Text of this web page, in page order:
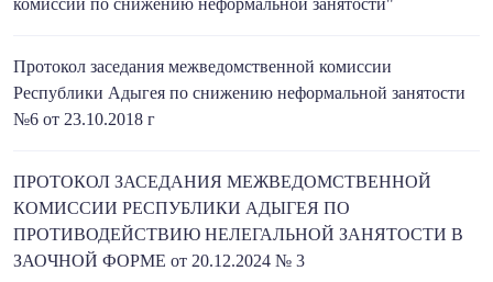
комиссии по снижению неформальной занятости"
Протокол заседания межведомственной комиссии
Республики Адыгея по снижению неформальной занятости
№6 от 23.10.2018 г
ПРОТОКОЛ ЗАСЕДАНИЯ МЕЖВЕДОМСТВЕННОЙ
КОМИССИИ РЕСПУБЛИКИ АДЫГЕЯ ПО
ПРОТИВОДЕЙСТВИЮ НЕЛЕГАЛЬНОЙ ЗАНЯТОСТИ В
ЗАОЧНОЙ ФОРМЕ от 20.12.2024 № 3